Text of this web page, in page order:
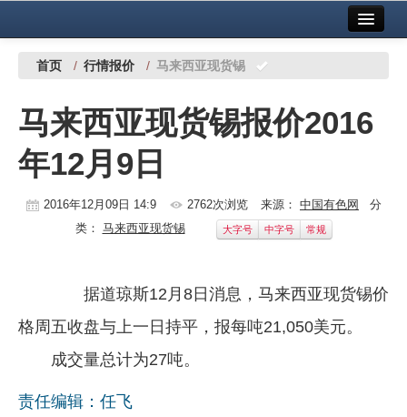
中国有色金属报社主办 广告服务
铜镍铅锌
铝
稀有稀土
镁钛
地矿 建设
党建工作
首页 / 行情报价 / 马来西亚现货锡
马来西亚现货锡报价2016
年12月9日
2016年12月09日 14:9 2762次浏览 来源： 中国有色网
分
类： 马来西亚现货锡 大字号 中字号 常规
据道琼斯12月8日消息，马来西亚现货锡价
格周五收盘与上一日持平，报每吨21,050美元。
成交量总计为27吨。
责任编辑：任飞